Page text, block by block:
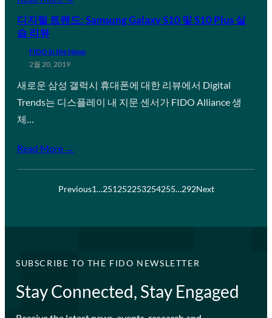
디지털 트렌드: Samsung Galaxy S10 및 S10 Plus 실
습 리뷰
FIDO in the News
2월 20, 2019
새로운 삼성 갤럭시 휴대폰에 대한 리뷰에서 Digital
Trends는 디스플레이 내 지문 센서가 FIDO Alliance 생
체…
Read More →
Previous1…251252253254255…292Next
SUBSCRIBE TO THE FIDO NEWSLETTER
Stay Connected, Stay Engaged